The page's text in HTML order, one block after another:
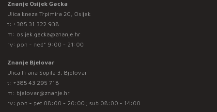
Znanje Osijek Gacka
Ulica kneza Trpimira 20, Osijek
t: +385 31 322 938
m: osijek.gacka@znanje.hr
rv: pon - ned* 9:00 - 21:00
Znanje Bjelovar
Ulica Frana Supila 3, Bjelovar
t: +385 43 295 718
m: bjelovar@znanje.hr
rv: pon - pet 08:00 - 20:00 ; sub 08:00 - 14:00